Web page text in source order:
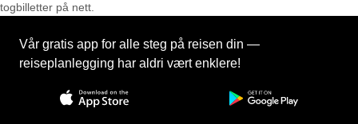
togbilletter på nett.
Vår gratis app for alle steg på reisen din —
reiseplanlegging har aldri vært enklere!